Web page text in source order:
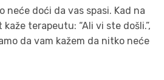
neće doći da vas spasi. Kad na
terapeutu: “Ali vi ste došli.”,
da vam kažem da nitko neće